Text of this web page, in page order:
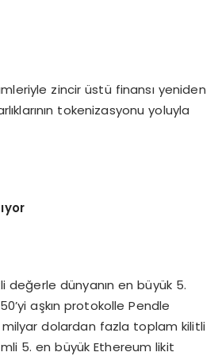
zincir üstü finansı yeniden
tokenizasyonu yoluyla
değerle dünyanın en büyük 5.
aşkın protokolle Pendle
milyar dolardan fazla toplam kilitli
5. en büyük Ethereum likit